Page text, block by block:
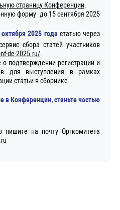
страницу Конференции
форму до 15 сентября 2025
2025 года статью через
сбора статей участников
de-2025.ru/
подтверждении регистрации и
для выступления в рамках
статьи в сборнике.
в Конференции, станьте частью
пишите на почту Оргкомитета